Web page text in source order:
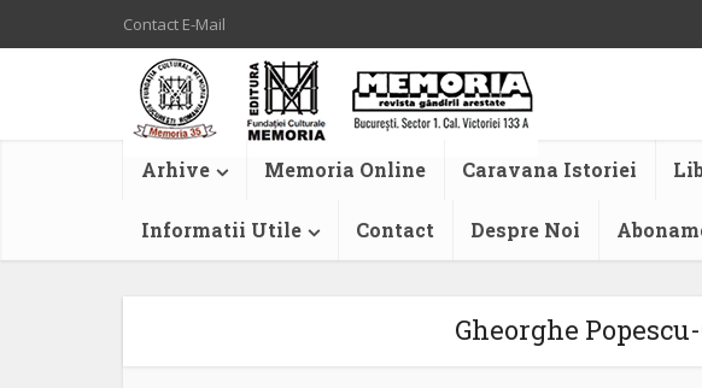
Contact E-Mail
Arhive Memoria Online Caravana Istoriei
Informatii Utile Contact Despre Noi
Gheorghe